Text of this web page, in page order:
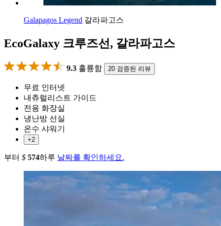
Galapagos Legend 갈라파고스
EcoGalaxy 크루즈선, 갈라파고스
9.3 훌륭함 20 검증된 리뷰
무료 인터넷
내츄럴리스트 가이드
전용 화장실
냉난방 선실
온수 샤워기
+2
부터 $ 574하루 날짜를 확인하세요.